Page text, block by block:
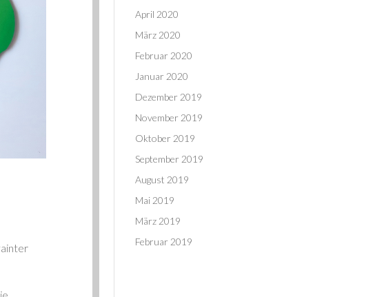
April 2020
März 2020
Februar 2020
Januar 2020
Dezember 2019
November 2019
Oktober 2019
September 2019
August 2019
Mai 2019
März 2019
Februar 2019